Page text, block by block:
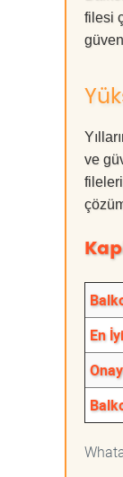
filesi
ve
En